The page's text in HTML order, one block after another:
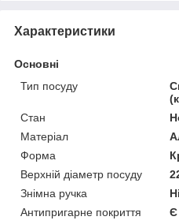
Характеристики
Основні
Тип посуду
Стан
Матеріал
Форма
Верхній діаметр посуду
Знімна ручка
Ні
Антипригарне покриття
Є